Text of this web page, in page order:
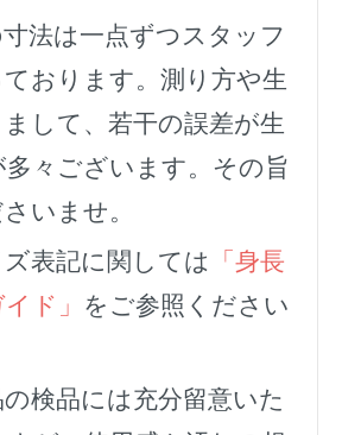
法は一点ずつスタッフ
おります。測り方や生
して、若干の誤差が生
々ございます。その旨
いませ。
表記に関しては
「身長
ド」 をご参照ください
検品には充分留意いた